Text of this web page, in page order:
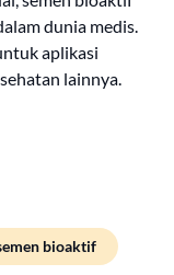
dunia medis.
aplikasi
lainnya.
bioaktif